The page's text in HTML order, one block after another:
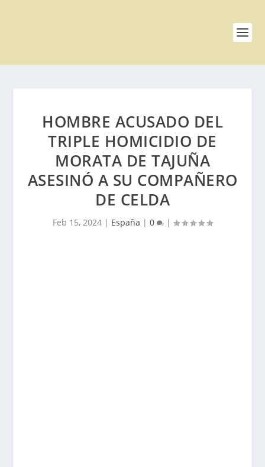
HOMBRE ACUSADO DEL
TRIPLE HOMICIDIO DE
MORATA DE TAJUÑA
ASESINÓ A SU COMPAÑERO
DE CELDA
Feb 15, 2024 | España | 0 |